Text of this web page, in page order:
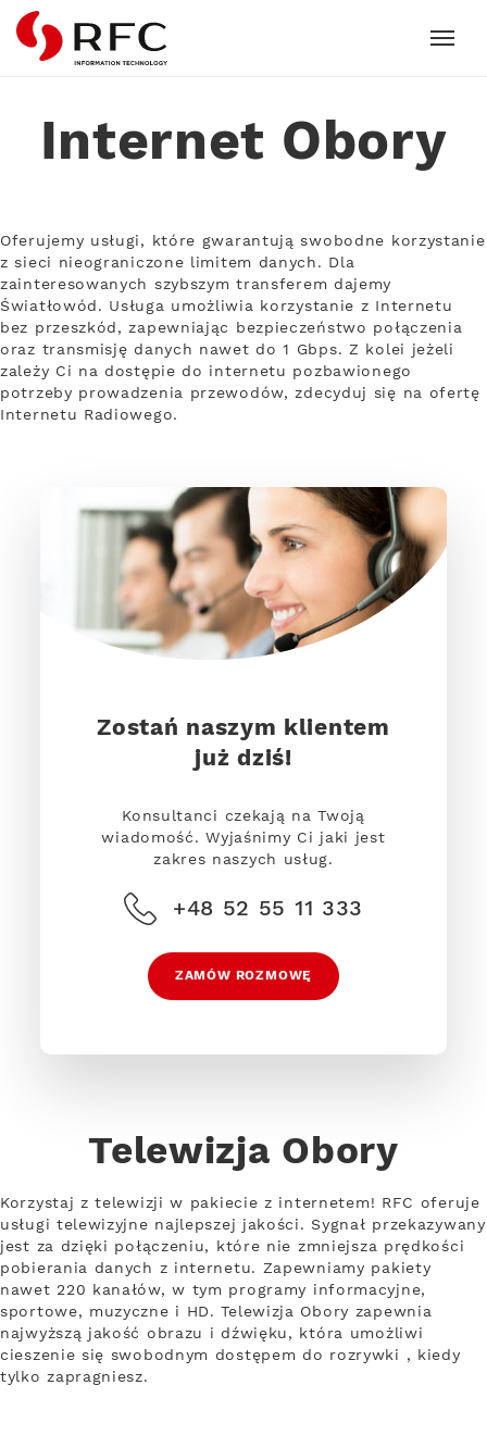
RFC
Internet Obory
Oferujemy usługi, które gwarantują swobodne korzystanie
z sieci nieograniczone limitem danych. Dla
zainteresowanych szybszym transferem dajemy
Światłowód. Usługa umożliwia korzystanie z Internetu
bez przeszkód, zapewniając bezpieczeństwo połączenia
oraz transmisję danych nawet do 1 Gbps. Z kolei jeżeli
zależy Ci na dostępie do internetu pozbawionego
potrzeby prowadzenia przewodów, zdecyduj się na ofertę
Internetu Radiowego.
Zostań naszym klientem
już dziś!
Konsultanci czekają na Twoją
wiadomość. Wyjaśnimy Ci jaki jest
zakres naszych usług.
+48 52 55 11 333
ZAMÓW ROZMOWĘ
Telewizja Obory
Korzystaj z telewizji w pakiecie z internetem! RFC oferuje
usługi telewizyjne najlepszej jakości. Sygnał przekazywany
jest za dzięki połączeniu, które nie zmniejsza prędkości
pobierania danych z internetu. Zapewniamy pakiety
nawet 220 kanałów, w tym programy informacyjne,
sportowe, muzyczne i HD. Telewizja Obory zapewnia
najwyższą jakość obrazu i dźwięku, która umożliwi
cieszenie się swobodnym dostępem do rozrywki , kiedy
tylko zapragniesz.